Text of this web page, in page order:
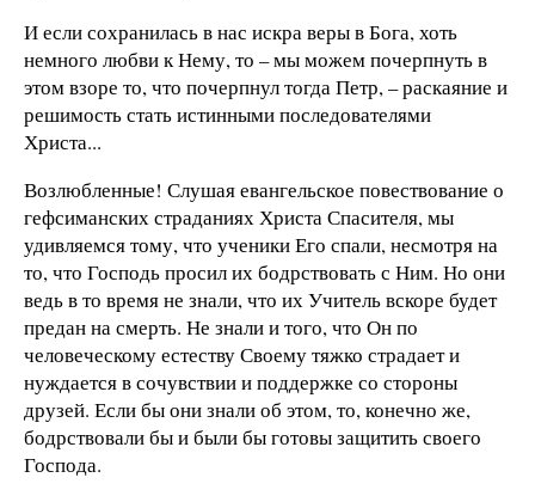
И если сохранилась в нас искра веры в Бога, хоть
немного любви к Нему, то – мы можем почерпнуть в
этом взоре то, что почерпнул тогда Петр, – раскаяние и
решимость стать истинными последователями
Христа...
Возлюбленные! Слушая евангельское повествование о
гефсиманских страданиях Христа Спасителя, мы
удивляемся тому, что ученики Его спали, несмотря на
то, что Господь просил их бодрствовать с Ним. Но они
ведь в то время не знали, что их Учитель вскоре будет
предан на смерть. Не знали и того, что Он по
человеческому естеству Своему тяжко страдает и
нуждается в сочувствии и поддержке со стороны
друзей. Если бы они знали об этом, то, конечно же,
бодрствовали бы и были бы готовы защитить своего
Господа.